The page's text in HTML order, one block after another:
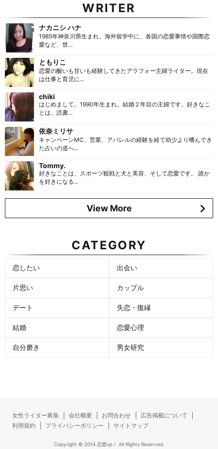
WRITER
ナカニシ ハナ
1985年神奈川県生まれ。海外留学中に、各国の恋愛事情や国際恋
愛など、世...
ともりこ
恋愛の酸いも甘いも経験してきたアラフォー主婦ライター。現在
は仕事と育児に...
chiki
はじめまして。1990年生まれ。結婚２年目の主婦です。好きなこ
とは、読書...
依奈ミリサ
キャンペーンMC、営業、アパレルの経験を経て幼少より嗜んでき
た占いの道へ...
Tommy.
好きなことは、スポーツ観戦と犬と美容、そして恋愛です。 誰か
を好きになる...
View More
CATEGORY
恋したい 出会い
片思い カップル
デート 失恋・復縁
結婚 恋愛心理
自分磨き 男女研究
女性ライター募集 会社概要 お問合わせ
広告掲載について
利用規約
プライバシーポリシー サイトマップ
Copyright © 2014 恋愛up！ All Rights Reserved.